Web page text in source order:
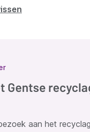
Gentse
aan het